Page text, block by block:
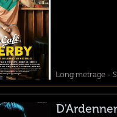
Long metrage -